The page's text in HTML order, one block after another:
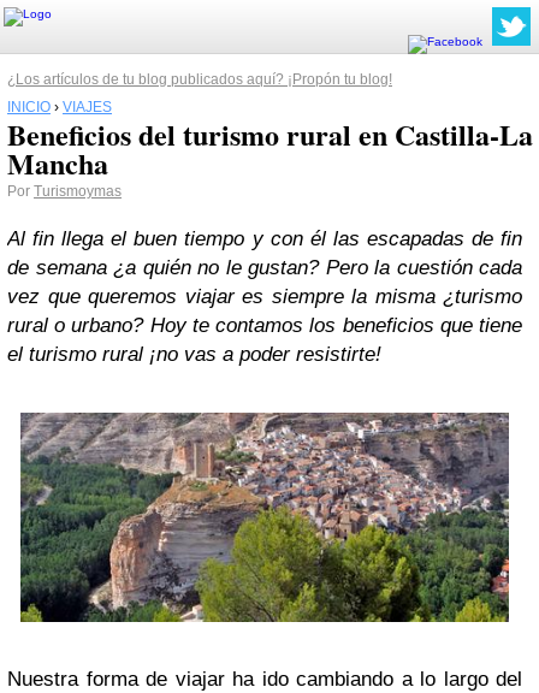
¿Los artículos de tu blog publicados aquí? ¡Propón tu blog!
INICIO › VIAJES
Beneficios del turismo rural en Castilla-La
Mancha
Por Turismoymas
Al fin llega el buen tiempo y con él las escapadas de fin
de semana ¿a quién no le gustan? Pero la cuestión cada
vez que queremos viajar es siempre la misma ¿turismo
rural o urbano? Hoy te contamos los beneficios que tiene
el turismo rural ¡no vas a poder resistirte!
Nuestra forma de viajar ha ido cambiando a lo largo del